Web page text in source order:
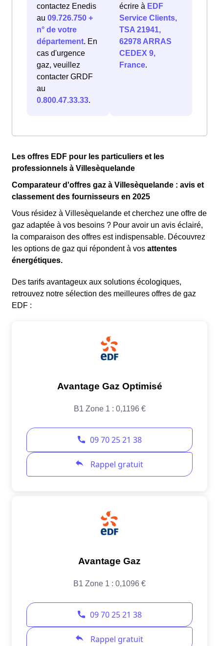
contactez Enedis
au 09.726.750 +
n° de votre
département. En
cas d'urgence
gaz, veuillez
contacter GRDF
au
0.800.47.33.33.
écrire à EDF
Service Clients,
TSA 21941,
62978 ARRAS
CEDEX 9,
France.
Les offres EDF pour les particuliers et les
professionnels à Villesèquelande
Comparateur d'offres gaz à Villesèquelande : avis et
classement des fournisseurs en 2025
Vous résidez à Villesèquelande et cherchez une offre de
gaz adaptée à vos besoins ? Pour avoir un avis éclairé,
la comparaison des offres est indispensable. Découvrez
les options de gaz qui répondent à vos attentes
énergétiques.
Des tarifs avantageux aux solutions écologiques,
retrouvez notre sélection des meilleures offres de gaz
EDF :